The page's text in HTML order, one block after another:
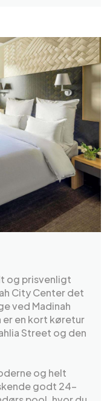
og prisvenligt
City Center det
ved Madinah
er en kort køretur
Street og den
og helt
godt 24-